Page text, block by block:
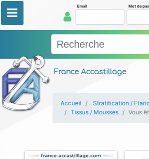
France Accastillage
Email Mot de
Accueil
Stratification /
Tissus / Mousses
Vous